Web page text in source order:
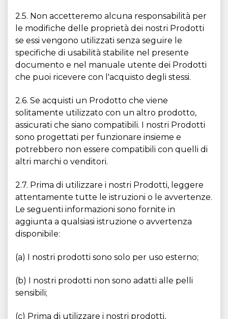
2.5. Non accetteremo alcuna responsabilità per
le modifiche delle proprietà dei nostri Prodotti
se essi vengono utilizzati senza seguire le
specifiche di usabilità stabilite nel presente
documento e nel manuale utente dei Prodotti
che puoi ricevere con l'acquisto degli stessi.
2.6. Se acquisti un Prodotto che viene
solitamente utilizzato con un altro prodotto,
assicurati che siano compatibili. I nostri Prodotti
sono progettati per funzionare insieme e
potrebbero non essere compatibili con quelli di
altri marchi o venditori.
2.7. Prima di utilizzare i nostri Prodotti, leggere
attentamente tutte le istruzioni o le avvertenze.
Le seguenti informazioni sono fornite in
aggiunta a qualsiasi istruzione o avvertenza
disponibile:
(a) I nostri prodotti sono solo per uso esterno;
(b) I nostri prodotti non sono adatti alle pelli
sensibili;
(c) Prima di utilizzare i nostri prodotti,